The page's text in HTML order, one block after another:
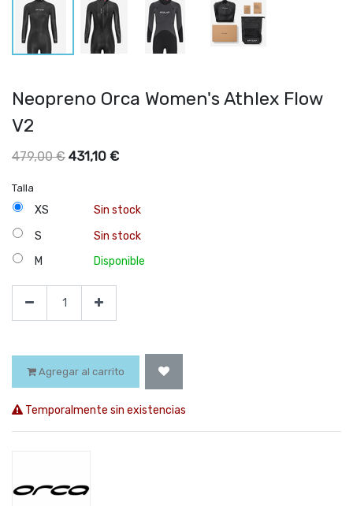
Neopreno Orca Women's Athlex Flow
V2
479,00€ 431,10 €
Talla
XS
Sin stock
S
Sin stock
M
Disponible
Agregar al carrito
Temporalmente sin existencias